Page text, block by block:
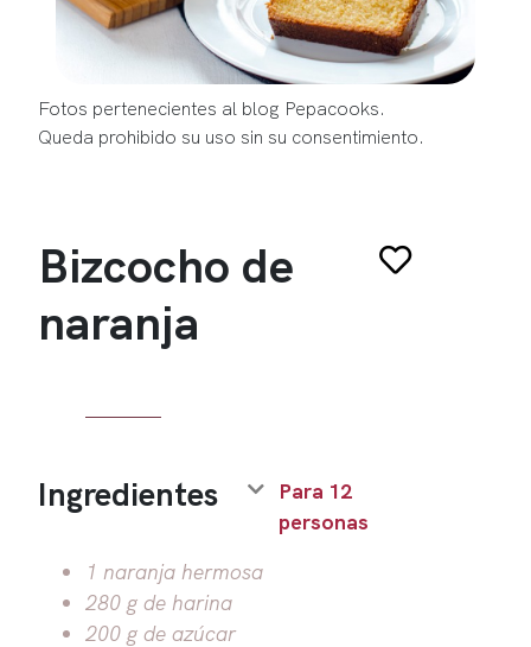
Fotos pertenecientes al blog Pepacooks.
Queda prohibido su uso sin su consentimiento.
Bizcocho de
naranja
Ingredientes
Para 12
personas
1 naranja hermosa
280 g de harina
200 g de azúcar